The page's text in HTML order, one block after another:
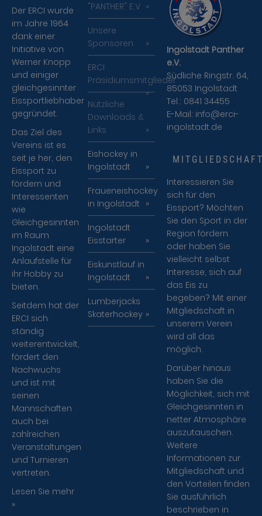
Der ERCI wurde
im Jahre 1964
dank einer
Initiative von
Werner Knopp
und einiger
gleichgesinnter
Eissportliebhaber
gegründet.
Das Ziel des
Vereins ist es
seit je her, den
Eissport zu
fördern und
Interessenten
wie
Gleichgesinnten
im Raum
Ingolstadt eine
Anlaufstelle für
ihr Hobby zu
bieten.
Seitdem hat der
ERCI sich
ständig
weiterentwickelt,
fördert den
Nachwuchs
und ist mit
seinen
Mannschaften
auch bei
zahlreichen
Veranstaltungen
und Turnieren
vertreten.
Lesen Sie mehr
»
"PANTHER" E.V
Unsere
Sponsoren
ERCI
Präsidiumsmitglieder
Nützliche
Downloads &
Links
Eishockey in
Ingolstadt
Fraueneishockey
in Ingolstadt
Ingolstadt
Eisstarter
Eiskunstlauf in
Ingolstadt
Lumberjacks
Skaterhockey
Ingolstadt Panther
e.V.
Südliche Ringstr. 64,
85053 Ingolstadt
Tel.: 0841 34455
E-Mail: info@erci-
ingolstadt.de
Interessieren Sie
sich für den
Eissport? Möchten
Sie den Sport in der
Region fördern
oder haben Sie
vielleicht selbst
Interesse, sich auf
das Eis zu
begeben? Mit einer
Mitgliedschaft in
unserem Verein
wird all das
möglich.
Darüber hinaus
haben Sie die
Möglichkeit, sich mit
Gleichgesinnten in
netter Atmosphäre
auszutauschen.
Weitere
Informationen zur
Mitgliedschaft und
den Vorteilen finden
Sie ausführlich
beschrieben in